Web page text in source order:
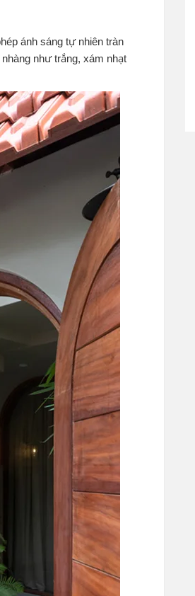
ánh sáng tự nhiên tràn
như trắng, xám nhạt